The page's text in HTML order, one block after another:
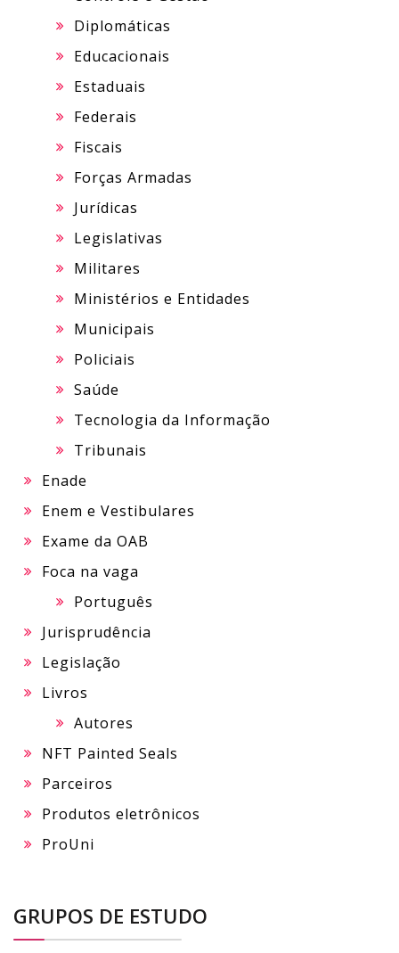
Diplomáticas
Educacionais
Estaduais
Federais
Fiscais
Forças Armadas
Jurídicas
Legislativas
Militares
Ministérios e Entidades
Municipais
Policiais
Saúde
Tecnologia da Informação
Tribunais
Enade
Enem e Vestibulares
Exame da OAB
Foca na vaga
Português
Jurisprudência
Legislação
Livros
Autores
NFT Painted Seals
Parceiros
Produtos eletrônicos
ProUni
GRUPOS DE ESTUDO